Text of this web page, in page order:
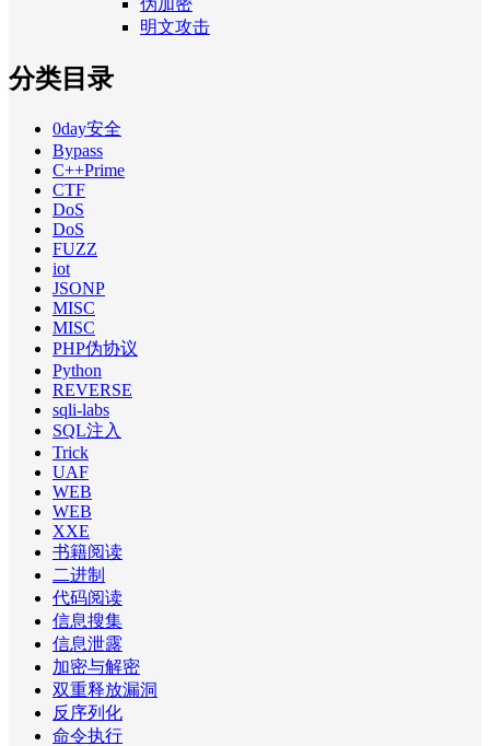
伪加密
明文攻击
分类目录
0day安全
Bypass
C++Prime
CTF
DoS
DoS
FUZZ
iot
JSONP
MISC
MISC
PHP伪协议
Python
REVERSE
sqli-labs
SQL注入
Trick
UAF
WEB
WEB
XXE
书籍阅读
二进制
代码阅读
信息搜集
信息泄露
加密与解密
双重释放漏洞
反序列化
命令执行